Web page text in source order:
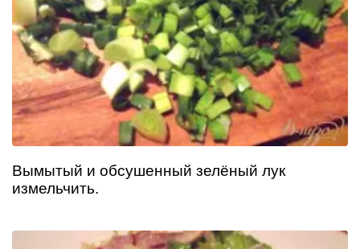
Вымытый и обсушенный зелёный лук
измельчить.